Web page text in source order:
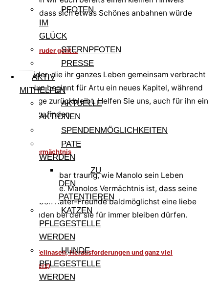
PFOTEN
IM
GLÜCK
STERNPFOTEN
PRESSE
AKTIV
MITHELFEN
AKTUELLE
AKTIONEN
SPENDENMÖGLICHKEITEN
PATE
WERDEN
ZU
DEN
PATENTIEREN
KATZEN
PFLEGESTELLE
WERDEN
HUNDE
PFLEGESTELLE
WERDEN
gegeben, dass sich etwas Schönes anbahnen würde
Wenn der Bruder geht …
Zwei Brüder, die ihr ganzes Leben gemeinsam verbracht
haben. Nun beginnt für Artu ein neues Kapitel, während
Arturobeige zurückbleibt. Helfen Sie uns, auch für ihn ein
Zuhause zu finden.
Manolos Vermächtnis
Wir sind unfassbar traurig, wie Manolo sein Leben
beenden musste. Manolos Vermächtnis ist, dass seine
beiden lieben Kater-Freunde baldmöglichst eine liebe
Familie finden bei der sie für immer bleiben dürfen.
Zwischen Fellnasen, Herausforderungen und ganz viel
Herz(schmerz)